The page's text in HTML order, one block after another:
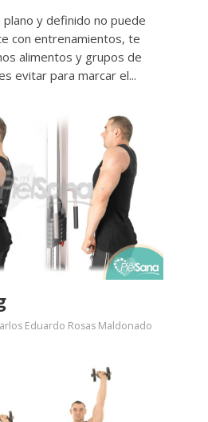
y definido no puede
con entrenamientos, te
alimentos y grupos de
evitar para marcar el...
Eduardo Rosas Maldonado